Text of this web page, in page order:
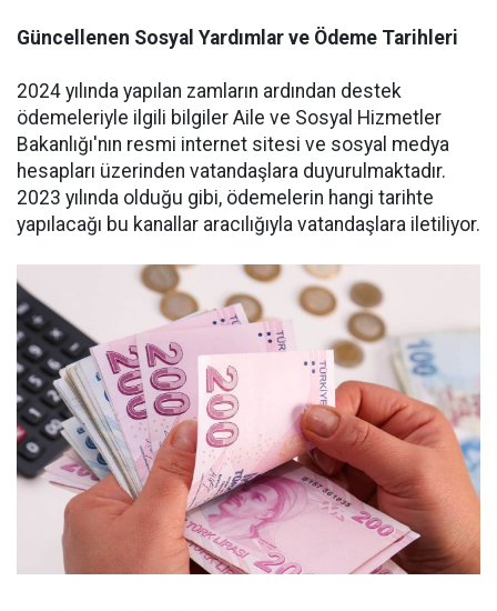
Güncellenen Sosyal Yardımlar ve Ödeme Tarihleri
2024 yılında yapılan zamların ardından destek
ödemeleriyle ilgili bilgiler Aile ve Sosyal Hizmetler
Bakanlığı'nın resmi internet sitesi ve sosyal medya
hesapları üzerinden vatandaşlara duyurulmaktadır.
2023 yılında olduğu gibi, ödemelerin hangi tarihte
yapılacağı bu kanallar aracılığıyla vatandaşlara iletiliyor.